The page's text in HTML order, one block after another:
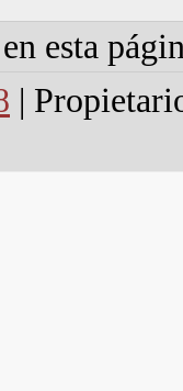
esta
|